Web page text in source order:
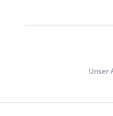
Unser